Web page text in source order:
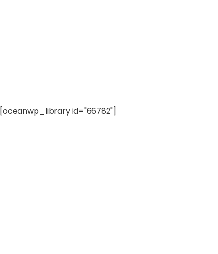
[oceanwp_library id="66782"]